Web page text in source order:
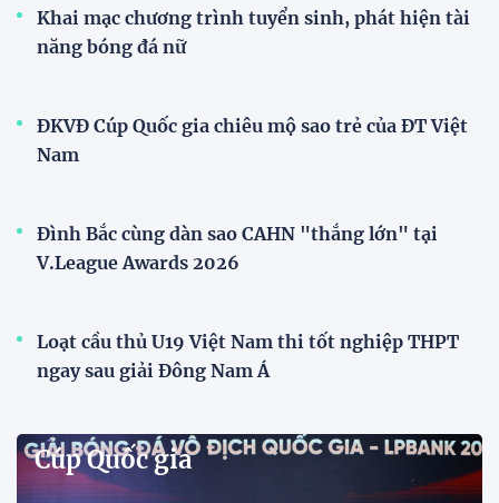
Khai mạc chương trình tuyển sinh, phát hiện tài
năng bóng đá nữ
ĐKVĐ Cúp Quốc gia chiêu mộ sao trẻ của ĐT Việt
Nam
Đình Bắc cùng dàn sao CAHN "thắng lớn" tại
V.League Awards 2026
Loạt cầu thủ U19 Việt Nam thi tốt nghiệp THPT
ngay sau giải Đông Nam Á
Cúp Quốc gia